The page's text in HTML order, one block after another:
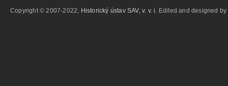
Copyright © 2007-2022, Historický ústav SAV, v. v. i. Edited and designed by